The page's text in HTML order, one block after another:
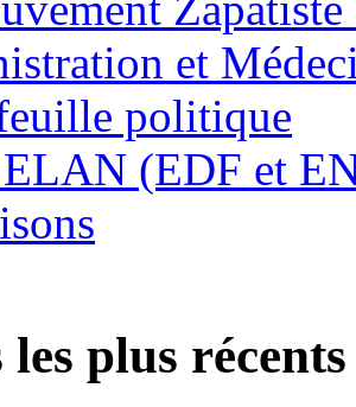
et
politique
(EDF et
plus récents